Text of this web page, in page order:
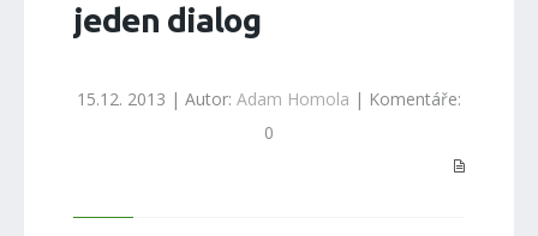
jeden dialog
15.12. 2013 | Autor: Adam Homola | Komentáře:
0